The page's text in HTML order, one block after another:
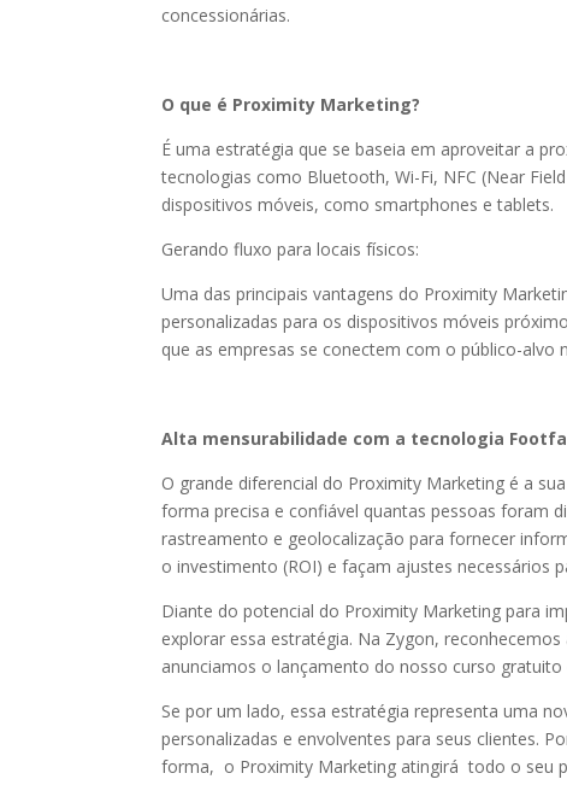
concessionárias.
O que é Proximity Marketing?
É uma estratégia que se baseia em aproveitar a
tecnologias como Bluetooth, Wi-Fi, NFC (Near
dispositivos móveis, como smartphones e tablets.
Gerando fluxo para locais físicos:
Uma das principais vantagens do Proximity
personalizadas para os dispositivos móveis
que as empresas se conectem com o público-
Alta mensurabilidade com a tecnologia
O grande diferencial do Proximity Marketing é a
forma precisa e confiável quantas pessoas foram
rastreamento e geolocalização para fornecer
o investimento (ROI) e façam ajustes necessários
Diante do potencial do Proximity Marketing para
explorar essa estratégia. Na Zygon,
anunciamos o lançamento do nosso curso
Se por um lado, essa estratégia representa uma
personalizadas e envolventes para seus clientes.
forma, o Proximity Marketing atingirá todo o seu